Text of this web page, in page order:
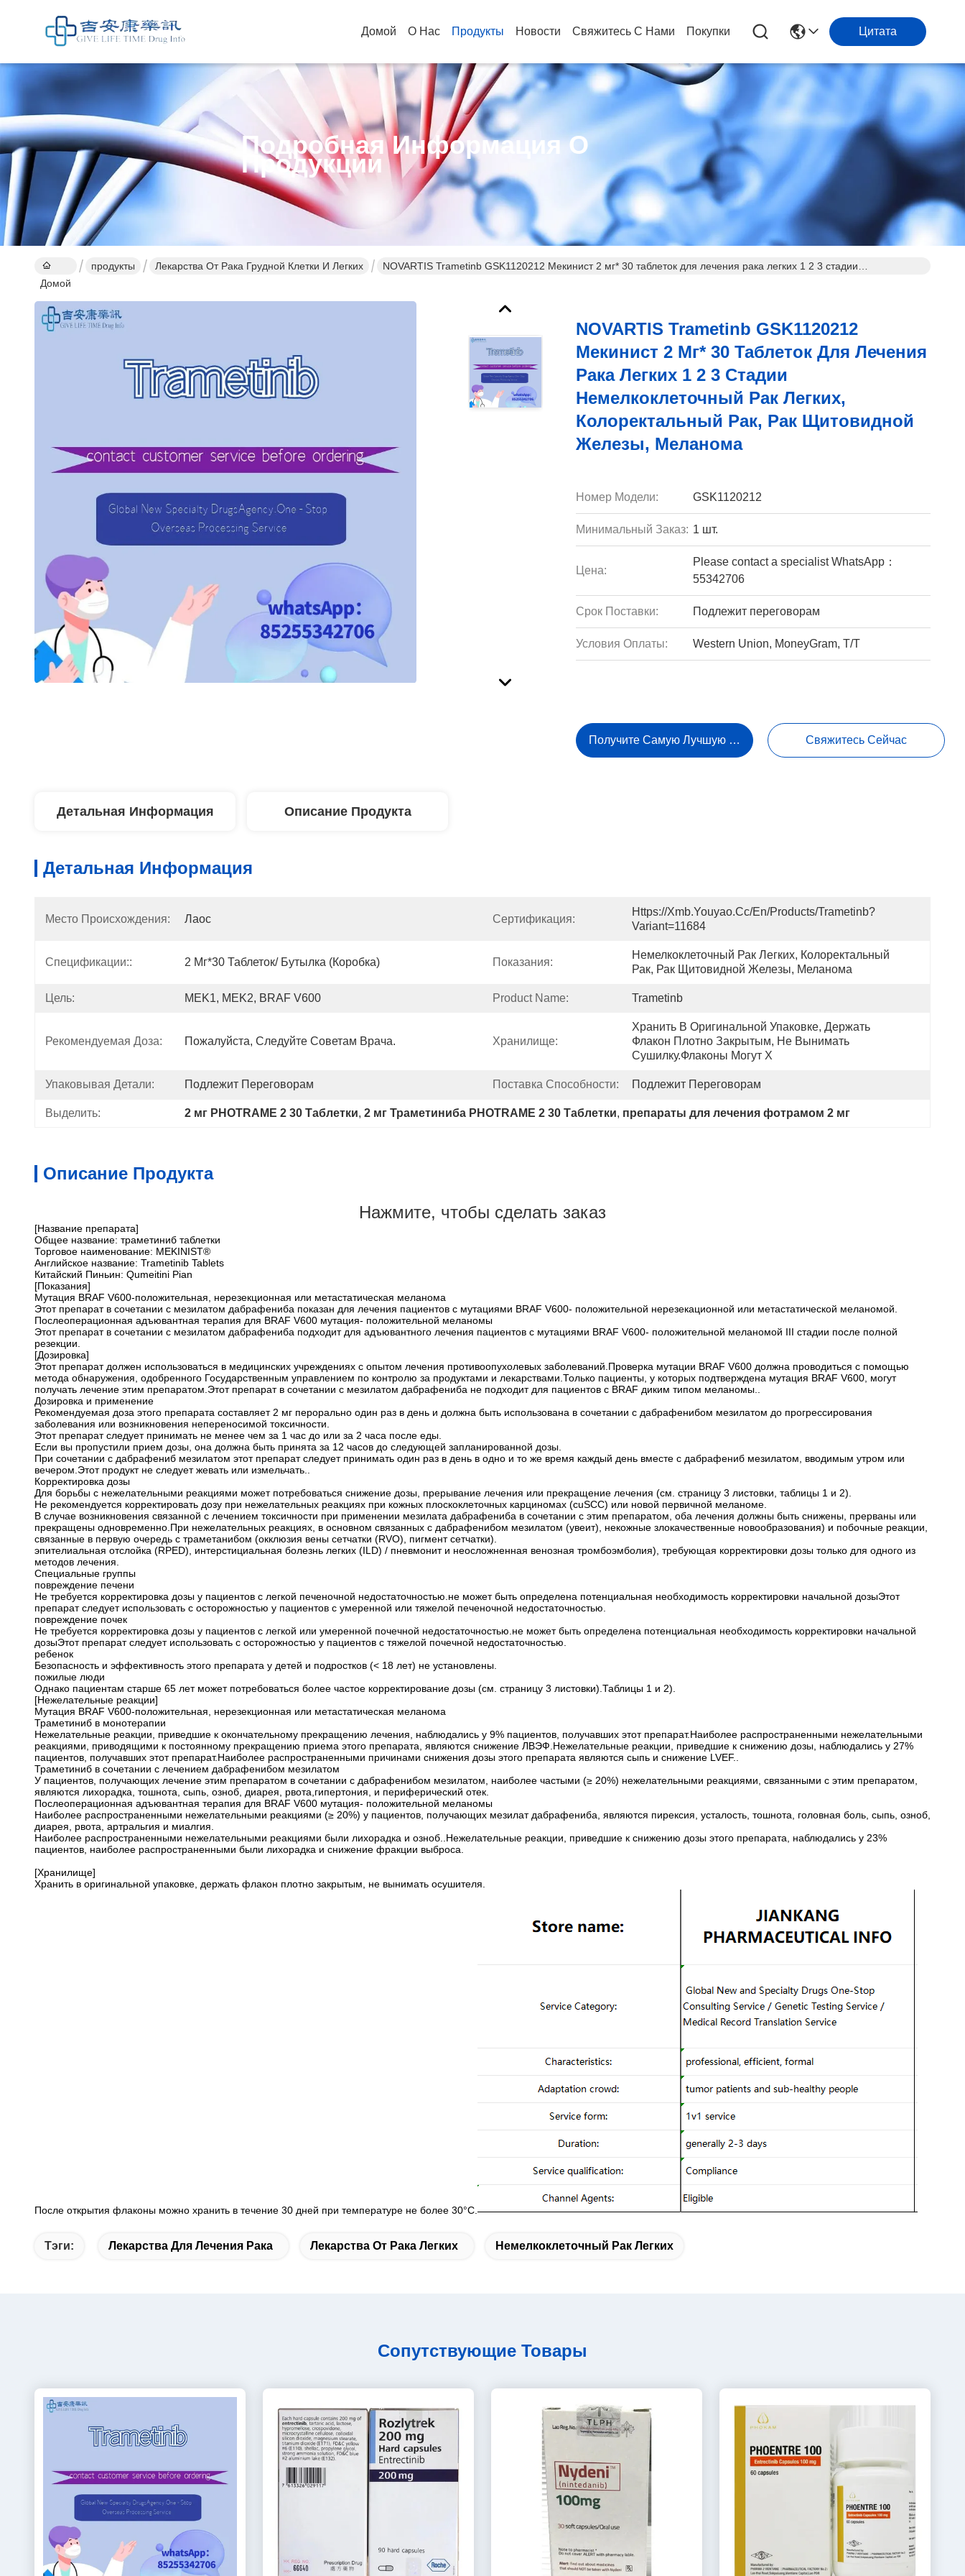
Домой О Нас Продукты Новости Свяжитесь С Нами Покупки Цитата
Подробная Информация О
Продукции
Домой
продукты Лекарства От Рака Грудной Клетки И Легких
NOVARTIS Trametinb GSK1120212 Мекинист 2 мг* 30 таблеток для лечения рака легких 1 2 3 стадии
NOVARTIS Trametinb GSK1120212
Мекинист 2 Мг* 30 Таблеток Для Лечения
Рака Легких 1 2 3 Стадии
Немелкоклеточный Рак Легких,
Колоректальный Рак, Рак Щитовидной
Железы, Меланома
Номер Модели: GSK1120212
Минимальный Заказ: 1 шт.
Цена:
Please contact a specialist WhatsApp：
55342706
Срок Поставки: Подлежит переговорам
Условия Оплаты: Western Union, MoneyGram, T/T
Получите Самую Лучшую Цену Свяжитесь Сейчас
Детальная Информация Описание Продукта
Детальная Информация
Место Происхождения: Лаос Сертификация:
Https://xmb.youyao.cc/en/products/trametinb?
Variant=11684
Спецификации:: 2 Мг*30 Таблеток/ Бутылка (коробка) Показания:
Немелкоклеточный Рак Легких, Колоректальный
Рак, Рак Щитовидной Железы, Меланома
Цель: MEK1, MEK2, BRAF V600 Product Name: Trametinb
Рекомендуемая Доза: Пожалуйста, Следуйте Советам Врача. Хранилище:
Хранить В Оригинальной Упаковке, Держать
Флакон Плотно Закрытым, Не Вынимать
Сушилку.Флаконы Могут Х
Упаковывая Детали: Подлежит Переговорам Поставка Способности: Подлежит Переговорам
Выделить: 2 мг PHOTRAME 2 30 Таблетки, 2 мг Траметиниба PHOTRAME 2 30 Таблетки, препараты для лечения фотрамом 2 мг
Описание Продукта
Нажмите, чтобы сделать заказ
[Название препарата]
Общее название: траметиниб таблетки
Торговое наименование: MEKINIST®
Английское название: Trametinib Tablets
Китайский Пиньин: Qumeitini Pian
[Показания]
Мутация BRAF V600-положительная, нерезекционная или метастатическая меланома
Этот препарат в сочетании с мезилатом дабрафениба показан для лечения пациентов с мутациями BRAF V600- положительной нерезекационной или метастатической меланомой.
Послеоперационная адъювантная терапия для BRAF V600 мутация- положительной меланомы
Этот препарат в сочетании с мезилатом дабрафениба подходит для адъювантного лечения пациентов с мутациями BRAF V600- положительной меланомой III стадии после полной
резекции.
[Дозировка]
Этот препарат должен использоваться в медицинских учреждениях с опытом лечения противоопухолевых заболеваний.Проверка мутации BRAF V600 должна проводиться с помощью
метода обнаружения, одобренного Государственным управлением по контролю за продуктами и лекарствами.Только пациенты, у которых подтверждена мутация BRAF V600, могут
получать лечение этим препаратом.Этот препарат в сочетании с мезилатом дабрафениба не подходит для пациентов с BRAF диким типом меланомы..
Дозировка и применение
Рекомендуемая доза этого препарата составляет 2 мг перорально один раз в день и должна быть использована в сочетании с дабрафенибом мезилатом до прогрессирования
заболевания или возникновения непереносимой токсичности.
Этот препарат следует принимать не менее чем за 1 час до или за 2 часа после еды.
Если вы пропустили прием дозы, она должна быть принята за 12 часов до следующей запланированной дозы.
При сочетании с дабрафениб мезилатом этот препарат следует принимать один раз в день в одно и то же время каждый день вместе с дабрафениб мезилатом, вводимым утром или
вечером.Этот продукт не следует жевать или измельчать..
Корректировка дозы
Для борьбы с нежелательными реакциями может потребоваться снижение дозы, прерывание лечения или прекращение лечения (см. страницу 3 листовки, таблицы 1 и 2).
Не рекомендуется корректировать дозу при нежелательных реакциях при кожных плоскоклеточных карциномах (cuSCC) или новой первичной меланоме.
В случае возникновения связанной с лечением токсичности при применении мезилата дабрафениба в сочетании с этим препаратом, оба лечения должны быть снижены, прерваны или
прекращены одновременно.При нежелательных реакциях, в основном связанных с дабрафенибом мезилатом (увеит), некожные злокачественные новообразования) и побочные реакции,
связанные в первую очередь с траметанибом (окклюзия вены сетчатки (RVO), пигмент сетчатки).
эпителиальная отслойка (RPED), интерстициальная болезнь легких (ILD) / пневмонит и неосложненная венозная тромбоэмболия), требующая корректировки дозы только для одного из
методов лечения.
Специальные группы
повреждение печени
Не требуется корректировка дозы у пациентов с легкой печеночной недостаточностью.не может быть определена потенциальная необходимость корректировки начальной дозыЭтот
препарат следует использовать с осторожностью у пациентов с умеренной или тяжелой печеночной недостаточностью.
повреждение почек
Не требуется корректировка дозы у пациентов с легкой или умеренной почечной недостаточностью.не может быть определена потенциальная необходимость корректировки начальной
дозыЭтот препарат следует использовать с осторожностью у пациентов с тяжелой почечной недостаточностью.
ребенок
Безопасность и эффективность этого препарата у детей и подростков (< 18 лет) не установлены.
пожилые люди
Однако пациентам старше 65 лет может потребоваться более частое корректирование дозы (см. страницу 3 листовки).Таблицы 1 и 2).
[Нежелательные реакции]
Мутация BRAF V600-положительная, нерезекционная или метастатическая меланома
Траметиниб в монотерапии
Нежелательные реакции, приведшие к окончательному прекращению лечения, наблюдались у 9% пациентов, получавших этот препарат.Наиболее распространенными нежелательными
реакциями, приводящими к постоянному прекращению приема этого препарата, являются снижение ЛВЭФ.Нежелательные реакции, приведшие к снижению дозы, наблюдались у 27%
пациентов, получавших этот препарат.Наиболее распространенными причинами снижения дозы этого препарата являются сыпь и снижение LVEF..
Траметиниб в сочетании с лечением дабрафенибом мезилатом
У пациентов, получающих лечение этим препаратом в сочетании с дабрафенибом мезилатом, наиболее частыми (≥ 20%) нежелательными реакциями, связанными с этим препаратом,
являются лихорадка, тошнота, сыпь, озноб, диарея, рвота,гипертония, и периферический отек.
Послеоперационная адъювантная терапия для BRAF V600 мутация- положительной меланомы
Наиболее распространенными нежелательными реакциями (≥ 20%) у пациентов, получающих мезилат дабрафениба, являются пирексия, усталость, тошнота, головная боль, сыпь, озноб,
диарея, рвота, артральгия и миалгия.
Наиболее распространенными нежелательными реакциями были лихорадка и озноб..Нежелательные реакции, приведшие к снижению дозы этого препарата, наблюдались у 23%
пациентов, наиболее распространенными были лихорадка и снижение фракции выброса.
[Хранилище]
Хранить в оригинальной упаковке, держать флакон плотно закрытым, не вынимать осушителя.
После открытия флаконы можно хранить в течение 30 дней при температуре не более 30°C.
Тэги: Лекарства Для Лечения Рака Лекарства От Рака Легких Немелкоклеточный Рак Легких
Сопутствующие Товары